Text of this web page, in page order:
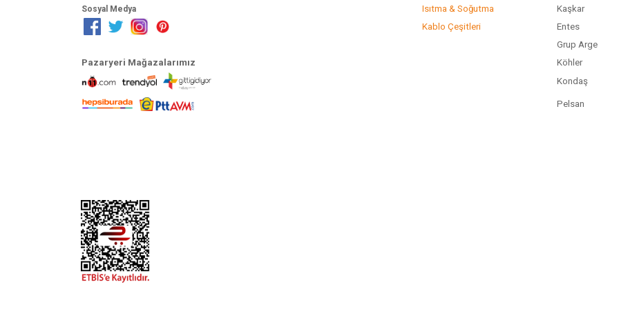
Sosyal Medya Isıtma & Soğutma
Kaşkar
Kablo Çeşitleri
Entes
Grup Arge
Pazaryeri Mağazalarımız
Köhler
Kondaş
Pelsan